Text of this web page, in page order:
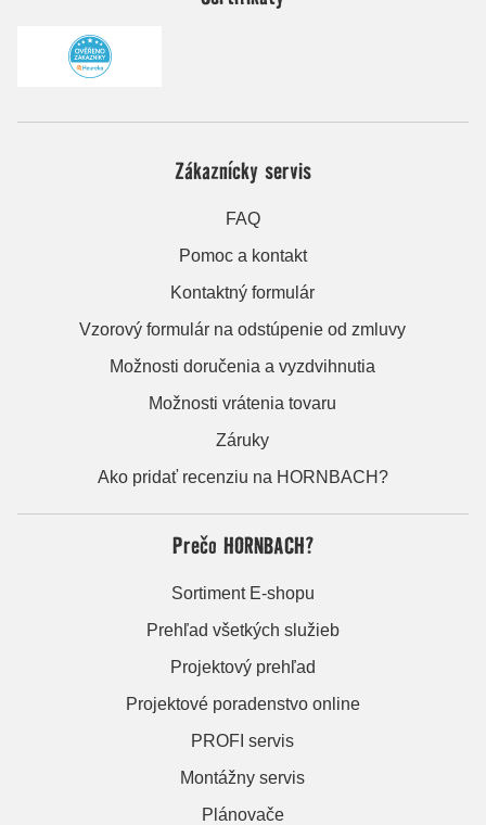
Zákaznícky servis
FAQ
Pomoc a kontakt
Kontaktný formulár
Vzorový formulár na odstúpenie od zmluvy
Možnosti doručenia a vyzdvihnutia
Možnosti vrátenia tovaru
Záruky
Ako pridať recenziu na HORNBACH?
Prečo HORNBACH?
Sortiment E-shopu
Prehľad všetkých služieb
Projektový prehľad
Projektové poradenstvo online
PROFI servis
Montážny servis
Plánovače